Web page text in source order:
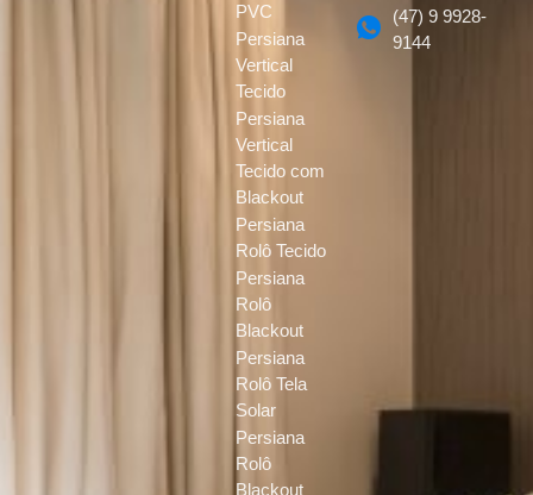
PVC
Persiana
Vertical
Tecido
Persiana
Vertical
Tecido com
Blackout
Persiana
Rolô Tecido
Persiana
Rolô
Blackout
Persiana
Rolô Tela
Solar
Persiana
Rolô
Blackout
(47) 9 9928-
9144